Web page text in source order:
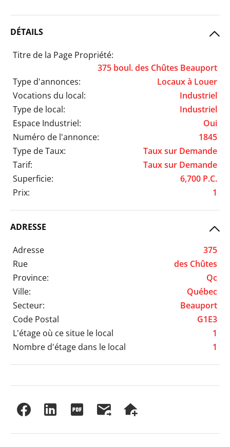
DÉTAILS
Titre de la Page Propriété:
375 boul. des Chûtes Beauport
Type d'annonces:
Locaux à Louer
Vocations du local:
Industriel
Type de local:
Industriel
Espace Industriel:
Oui
Numéro de l'annonce:
1845
Type de Taux:
Taux sur Demande
Tarif:
Taux sur Demande
Superficie:
6,700 P.C.
Prix:
1
ADRESSE
Adresse
375
Rue
des Chûtes
Province:
Qc
Ville:
Québec
Secteur:
Beauport
Code Postal
G1E3
L'étage où ce situe le local
1
Nombre d'étage dans le local
1